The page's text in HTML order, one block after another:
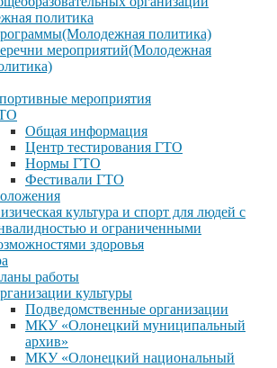
политика
политика)
мероприятий(Молодежная
мероприятия
Общая информация
Центр тестирования ГТО
Нормы ГТО
Фестивали ГТО
культура и спорт для людей с
и ограниченными
здоровья
работы
культуры
Подведомственные организации
МКУ «Олонецкий муниципальный
архив»
МКУ «Олонецкий национальный